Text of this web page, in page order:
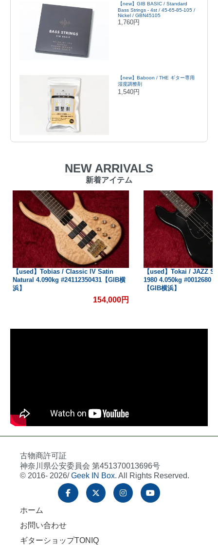
【new】GIB BASIC / Standard
Bass Strings - 4st / 45-65-85-105 /
Nickel / GBN45105
1,760円
【new】Baboon / THE ギター専用
湿度調整剤
1,540円
NEW ARRIVALS
新着アイテム
】Tobias / Classic IV Satin
4.090kg #24112350431【GIB横
154,000円
【used】Tokai / JAZZ SOUND
1980 4.050kg #0012680【委託品】
【GIB横浜】
古物商許可証
神奈川県公安委員会 第451370013696号
© 2016- 2026/Geek IN Box. All Rights Reserved.
ホーム
お問い合わせ
ギターショップTONIQ